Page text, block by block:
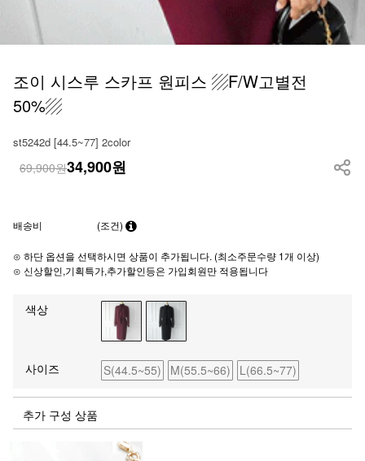
조이 시스루 스카프 원피스 ▨F/W고별전
50%▨
st5242d [44.5~77] 2color
69,900원34,900원
배송비 (조건)
⊙ 하단 옵션을 선택하시면 상품이 추가됩니다. (최소주문수량 1개 이상)
⊙ 신상할인,기획특가,추가할인등은 가입회원만 적용됩니다
색상
사이즈 S(44.5~55) M(55.5~66) L(66.5~77)
추가 구성 상품